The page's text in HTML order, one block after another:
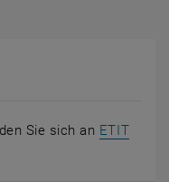
Sie sich an ETIT